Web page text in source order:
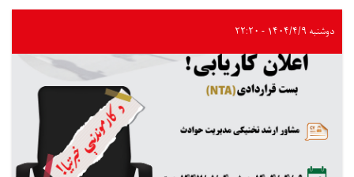
دوشنبه ۱۴۰۴/۴/۹ - ۲۲:۲۰